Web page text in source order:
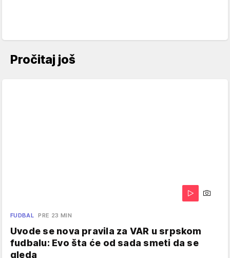
Pročitaj još
FUDBAL PRE 23 MIN
Uvode se nova pravila za VAR u srpskom
fudbalu: Evo šta će od sada smeti da se
gleda